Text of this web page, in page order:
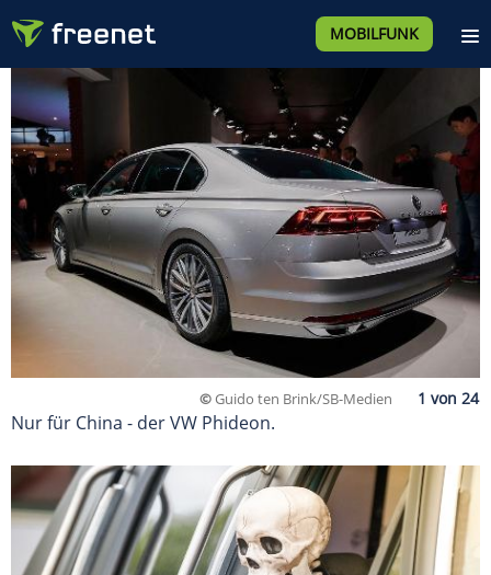
MOBILFUNK
©Guido ten Brink/SB-Medien
Nur für China - der VW Phideon.